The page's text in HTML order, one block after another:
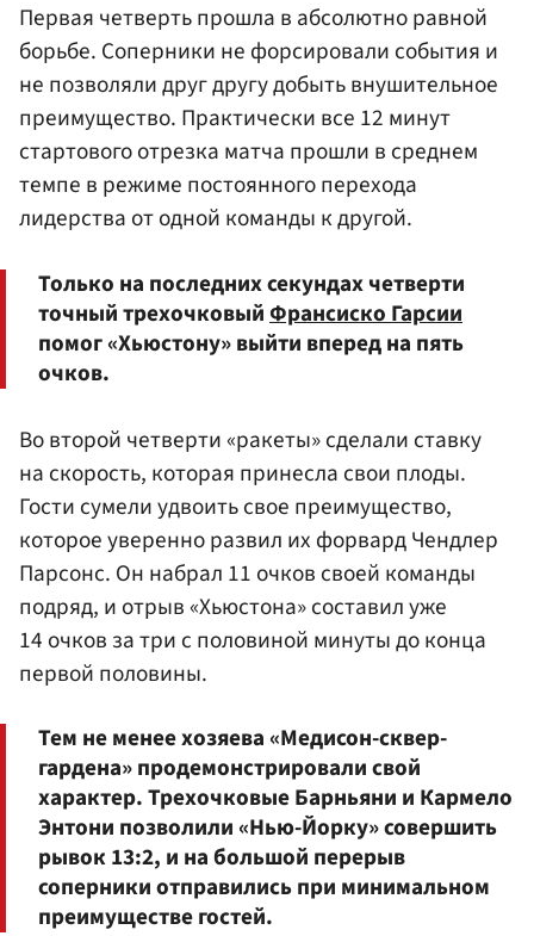
Первая четверть прошла в абсолютно равной
борьбе. Соперники не форсировали события и
не позволяли друг другу добыть внушительное
преимущество. Практически все 12 минут
стартового отрезка матча прошли в среднем
темпе в режиме постоянного перехода
лидерства от одной команды к другой.
Только на последних секундах четверти
точный трехочковыйФрансиско Гарсии
помог «Хьюстону» выйти вперед на пять
очков.
Во второй четверти «ракеты» сделали ставку
на скорость, которая принесла свои плоды.
Гости сумели удвоить свое преимущество,
которое уверенно развил их форвард Чендлер
Парсонс. Он набрал 11 очков своей команды
подряд, и отрыв «Хьюстона» составил уже
14 очков за три с половиной минуты до конца
первой половины.
Тем не менее хозяева «Медисон-сквер-
гардена» продемонстрировали свой
характер. Трехочковые Барньяни и Кармело
Энтони позволили «Нью-Йорку» совершить
рывок 13:2, и на большой перерыв
соперники отправились при минимальном
преимуществе гостей.